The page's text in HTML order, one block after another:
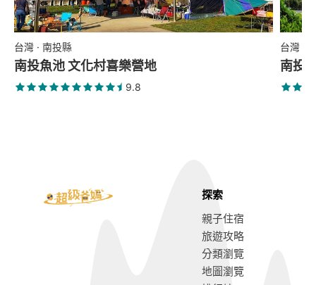
台灣 · 南投縣
南投魚池 文化村喜樂營地
9.8
台灣 ·
南投
探索
親子住宿
旅遊攻略
分類瀏覽
地圖瀏覽